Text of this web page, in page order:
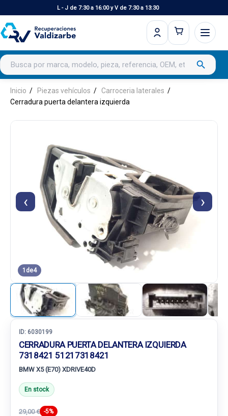
L - J de 7:30 a 16:00 y V de 7:30 a 13:30
Buscar productos search
Inicio Piezas vehículos
Carroceria laterales
Cerradura puerta delantera izquierda
‹ ›
1 de4
ID: 6030199
CERRADURA PUERTA DELANTERA IZQUIERDA
7318421 51217318421
BMW X5 (E70) XDRIVE40D
En stock
29,00 € -5%